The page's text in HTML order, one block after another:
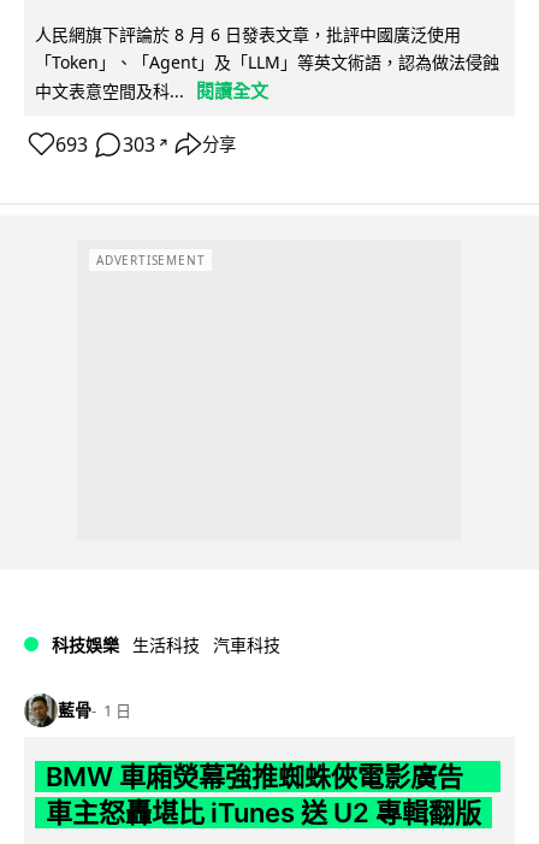
人民網旗下評論於 8 月 6 日發表文章，批評中國廣泛使用
「Token」、「Agent」及「LLM」等英文術語，認為做法侵蝕
中文表意空間及科...
閱讀全文
693 303 ↗ 分享
ADVERTISEMENT
科技娛樂 生活科技 汽車科技
藍骨 1 日
BMW 車廂熒幕強推蜘蛛俠電影廣告
車主怒轟堪比 iTunes 送 U2 專輯翻版